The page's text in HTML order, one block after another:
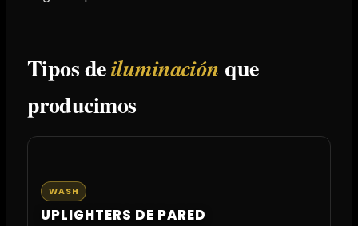
Tipos deiluminación que
producimos
WASH
UPLIGHTERS DE PARED